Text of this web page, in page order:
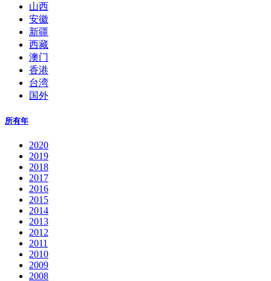
山西
安徽
新疆
西藏
澳门
香港
台湾
国外
所有年
2020
2019
2018
2017
2016
2015
2014
2013
2012
2011
2010
2009
2008